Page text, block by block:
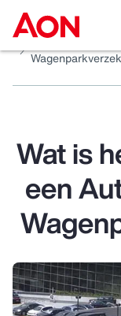
Home
Wat is het
Wat is
een